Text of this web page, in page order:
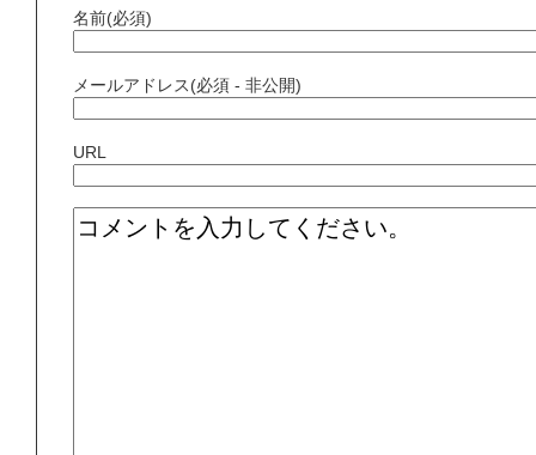
名前(必須)
メールアドレス(必須 - 非公開)
URL